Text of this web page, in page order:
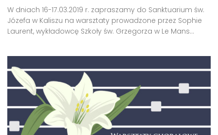
W dniach 16-17.03.2019 r. zapraszamy do Sanktuarium św.
Józefa w Kaliszu na warsztaty prowadzone przez Sophie
Laurent, wykładowcę Szkoły św. Grzegorza w Le Mans...